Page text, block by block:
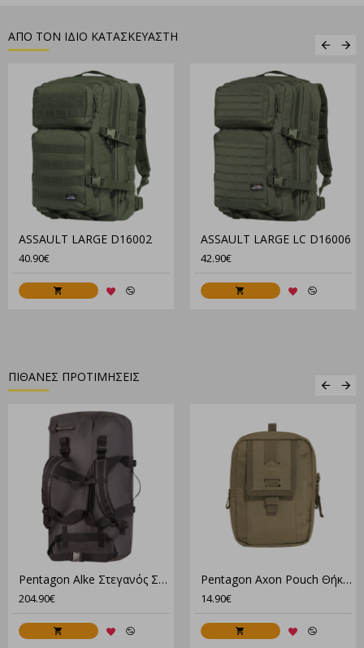
ΑΠΟ ΤΟΝ ΙΔΙΟ ΚΑΤΑΣΚΕΥΑΣΤΗ
ASSAULT LARGE D16002
40.90€
ASSAULT LARGE LC D16006
42.90€
ΠΙΘΑΝΕΣ ΠΡΟΤΙΜΗΣΕΙΣ
Pentagon Alke Στεγανός Σάκος Με Πλάτη 76 Λίτρων Μαύρος
204.90€
Pentagon Axon Pouch Θήκη K17073
14.90€